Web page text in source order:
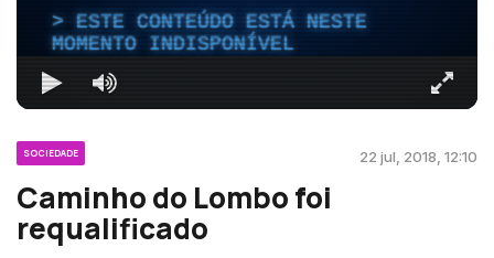
ESTE CONTEÚDO ESTÁ NESTE
MOMENTO INDISPONÍVEL
SOCIEDADE 22 jul, 2018, 12:10
Caminho do Lombo foi
requalificado